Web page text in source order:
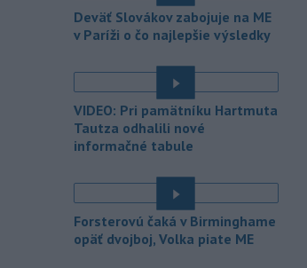
Donald Trump odvolal z funkcie Pam
Bondiovú.
zahraničných vecí v piatok
oznámilo, že vláda prezidenta
Donalda Trumpa plánuje Kolumbii
poskytnúť miliardu dolárov na pomoc
v oblasti bezpečnosti.
09:40 - Slovenským firmám naďalej
chýbajú pracovníci s konkrétnymi
zručnosťami pričom digitalizácia,
automatizácia a AI menia obsah
Deväť Slovákov zabojuje na ME
v Paríži o čo najlepšie výsledky
VIDEO: Pri pamätníku Hartmuta
Tautza odhalili nové
informačné tabule
Forsterovú čaká v Birminghame
opäť dvojboj, Volka piate ME